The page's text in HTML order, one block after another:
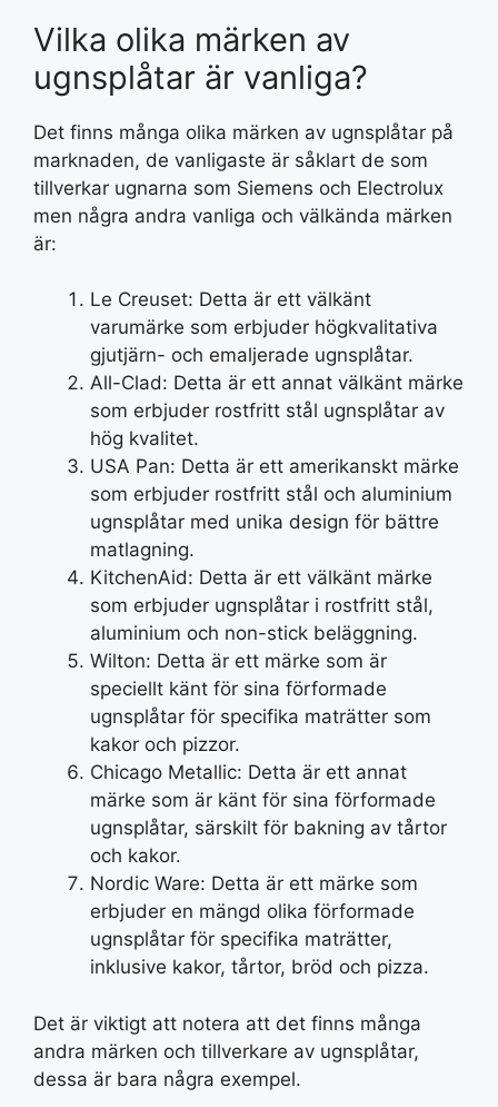
Vilka olika märken av
ugnsplåtar är vanliga?
Det finns många olika märken av ugnsplåtar på
marknaden, de vanligaste är såklart de som
tillverkar ugnarna som Siemens och Electrolux
men några andra vanliga och välkända märken
är:
Le Creuset: Detta är ett välkänt
varumärke som erbjuder högkvalitativa
gjutjärn- och emaljerade ugnsplåtar.
All-Clad: Detta är ett annat välkänt märke
som erbjuder rostfritt stål ugnsplåtar av
hög kvalitet.
USA Pan: Detta är ett amerikanskt märke
som erbjuder rostfritt stål och aluminium
ugnsplåtar med unika design för bättre
matlagning.
KitchenAid: Detta är ett välkänt märke
som erbjuder ugnsplåtar i rostfritt stål,
aluminium och non-stick beläggning.
Wilton: Detta är ett märke som är
speciellt känt för sina förformade
ugnsplåtar för specifika maträtter som
kakor och pizzor.
Chicago Metallic: Detta är ett annat
märke som är känt för sina förformade
ugnsplåtar, särskilt för bakning av tårtor
och kakor.
Nordic Ware: Detta är ett märke som
erbjuder en mängd olika förformade
ugnsplåtar för specifika maträtter,
inklusive kakor, tårtor, bröd och pizza.
Det är viktigt att notera att det finns många
andra märken och tillverkare av ugnsplåtar,
dessa är bara några exempel.